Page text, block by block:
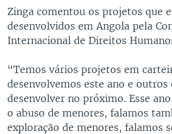
Zinga comentou os projetos que
desenvolvidos em Angola pela
Internacional de Direitos
“Temos vários projetos em
desenvolvemos este ano e outros
desenvolver no próximo. Esse
o abuso de menores, falamos
exploração de menores, falamos